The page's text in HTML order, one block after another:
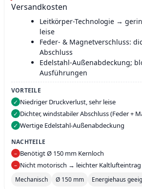
Versandkosten
Leitkörper-Technologie →
leise
Feder- & Magnetverschluss:
Abschluss
Edelstahl-Außenabdeckung;
Ausführungen
VORTEILE
✓ Niedriger Druckverlust, sehr leise
✓ Dichter, windstabiler Abschluss (Feder +
✓ Wertige Edelstahl-Außenabdeckung
NACHTEILE
– Benötigt Ø 150 mm Kernloch
– Nicht motorisch → leichter
Mechanisch Ø 150 mm Energiehaus